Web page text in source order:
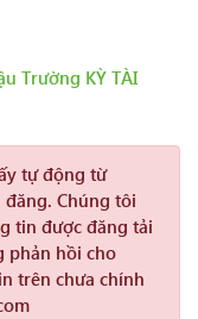
Trường KỲ TÀI
tự động từ
Chúng tôi
tin được đăng tải
phản hồi cho
trên chưa chính